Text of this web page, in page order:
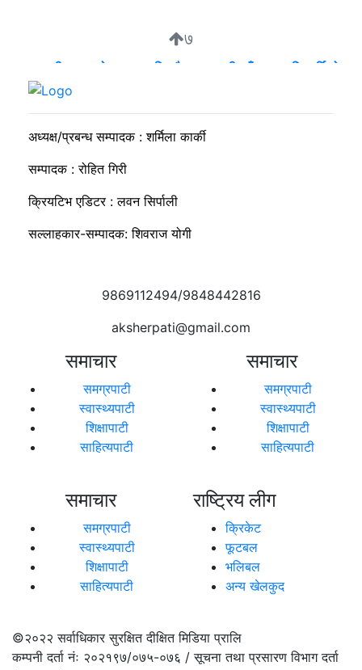
७
व्यवसायी मुन्दडाको घरमा एकाबिहानै खानतलासी, पाँच घन्टापछि फर्कियो
अध्यक्ष/प्रबन्ध सम्पादक : शर्मिला कार्की
सम्पादक : रोहित गिरी
क्रियटिभ एडिटर : लवन सिर्पाली
सल्लाहकार-सम्पादक: शिवराज योगी
9869112494/9848442816
aksherpati@gmail.com
समाचार
समग्रपाटी
स्वास्थ्यपाटी
शिक्षापाटी
साहित्यपाटी
समाचार
समग्रपाटी
स्वास्थ्यपाटी
शिक्षापाटी
साहित्यपाटी
समाचार
समग्रपाटी
स्वास्थ्यपाटी
शिक्षापाटी
साहित्यपाटी
राष्ट्रिय लीग
क्रिकेट
फूटबल
भलिबल
अन्य खेलकुद
©२०२२सर्वाधिकार सुरक्षित दीक्षित मिडिया प्रालि
कम्पनी दर्ता नंः २०२१९७/०७५-०७६ / सूचना तथा प्रसारण विभाग दर्ता